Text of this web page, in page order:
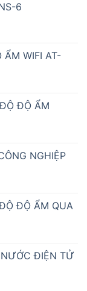
6
WIFI AT-
ĐỘ ẨM
NGHIỆP
ĐỘ ẨM QUA
ĐIỆN TỬ